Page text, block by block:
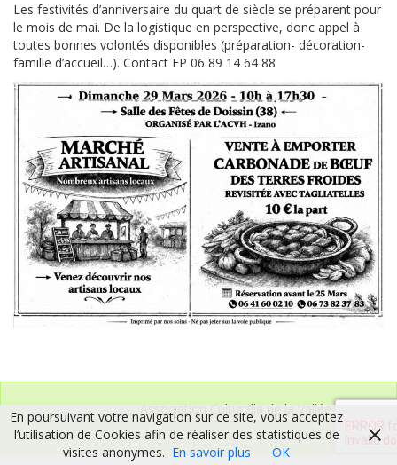
Les festivités d’anniversaire du quart de siècle se préparent pour
le mois de mai. De la logistique en perspective, donc appel à
toutes bonnes volontés disponibles (préparation- décoration-
famille d’accueil…). Contact FP 06 89 14 64 88
Association Culturelle de la Vallée de l’Hien
En poursuivant votre navigation sur ce site, vous acceptez
l’utilisation de Cookies afin de réaliser des statistiques de
visites anonymes. En savoir plus OK